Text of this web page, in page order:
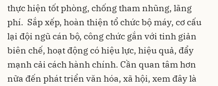
thực hiện tốt phòng, chống tham nhũng, lãng
phí. Sắp xếp, hoàn thiện tổ chức bộ máy, cơ cấu
lại đội ngũ cán bộ, công chức gắn với tinh giản
biên chế, hoạt động có hiệu lực, hiệu quả, đẩy
mạnh cải cách hành chính. Cần quan tâm hơn
nữa đến phát triển văn hóa, xã hội, xem đây là